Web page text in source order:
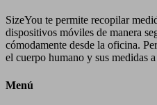
SizeYou te permite recopilar
dispositivos móviles de manera
cómodamente desde la oficina.
el cuerpo humano y sus medidas
Menú